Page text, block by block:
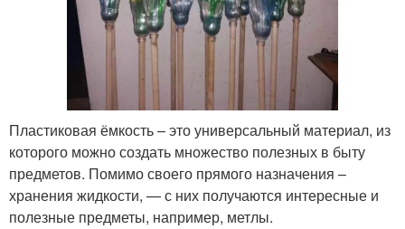
Пластиковая ёмкость – это универсальный материал, из
которого можно создать множество полезных в быту
предметов. Помимо своего прямого назначения –
хранения жидкости, — с них получаются интересные и
полезные предметы, например, метлы.